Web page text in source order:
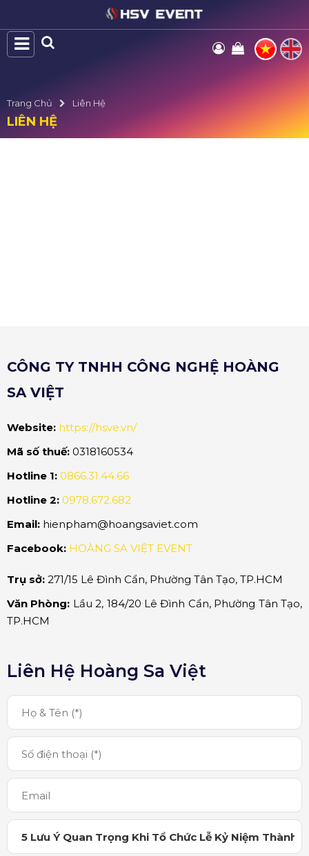
Trang Chủ Liên Hệ
LIÊN HỆ
CÔNG TY TNHH CÔNG NGHỆ HOÀNG
SA VIỆT
Website: https://hsve.vn/
Mã số thuế: 0318160534
Hotline 1: 0866.31.44.66
Hotline 2: 0978.672.682
Email: hienpham@hoangsaviet.com
Facebook: HOÀNG SA VIỆT EVENT
Trụ sở: 271/15 Lê Đình Cẩn, Phường Tân Tạo, TP.HCM
Văn Phòng: Lầu 2, 184/20 Lê Đình Cẩn, Phường Tân Tạo,
TP.HCM
Liên Hệ Hoàng Sa Việt